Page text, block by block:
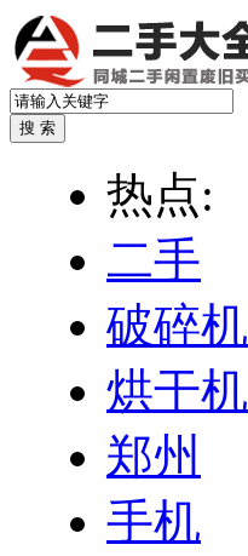
热点:
二手
破碎机
烘干机
郑州
手机